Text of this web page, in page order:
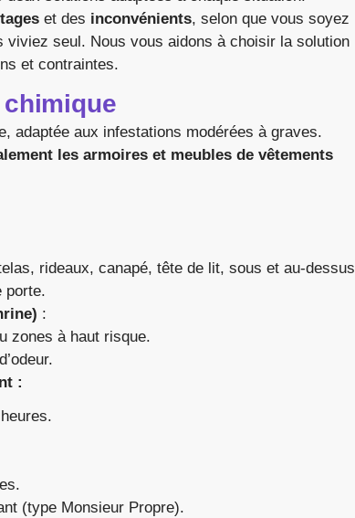
et des inconvénients, selon que vous soyez
viviez seul. Nous vous aidons à choisir la solution
et contraintes.
chimique
adaptée aux infestations modérées à graves.
les armoires et meubles de vêtements
rideaux, canapé, tête de lit, sous et au-dessus
porte.
:
zones à haut risque.
:
(type Monsieur Propre).